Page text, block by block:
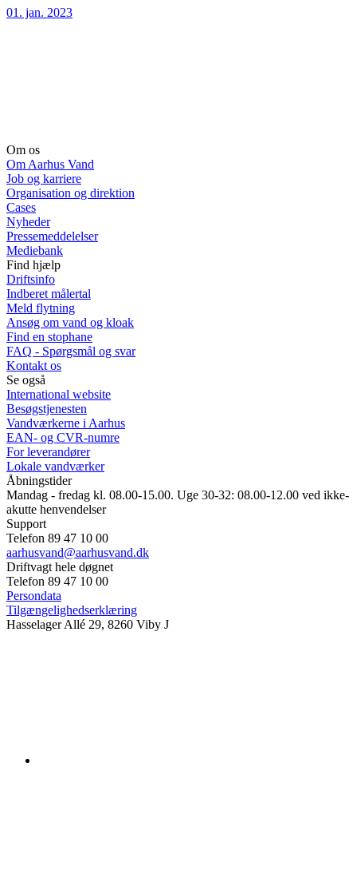
01. jan. 2023
Om os
Om Aarhus Vand
Job og karriere
Organisation og direktion
Cases
Nyheder
Pressemeddelelser
Mediebank
Find hjælp
Driftsinfo
Indberet målertal
Meld flytning
Ansøg om vand og kloak
Find en stophane
FAQ - Spørgsmål og svar
Kontakt os
Se også
International website
Besøgstjenesten
Vandværkerne i Aarhus
EAN- og CVR-numre
For leverandører
Lokale vandværker
Åbningstider
Mandag - fredag kl. 08.00-15.00. Uge 30-32: 08.00-12.00 ved ikke-
akutte henvendelser
Support
Telefon 89 47 10 00
aarhusvand@aarhusvand.dk
Driftvagt hele døgnet
Telefon 89 47 10 00
Persondata
Tilgængelighedserklæring
Hasselager Allé 29, 8260 Viby J